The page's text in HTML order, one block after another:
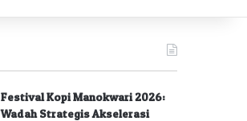
Festival Kopi Manokwari 2026:
Wadah Strategis Akselerasi